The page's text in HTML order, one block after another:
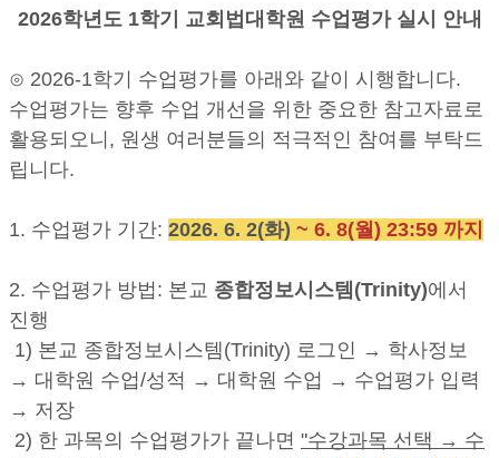
2026학년도 1학기 교회법대학원 수업평가 실시 안내
⊙ 2026-1학기 수업평가를 아래와 같이 시행합니다.
수업평가는 향후 수업 개선을 위한 중요한 참고자료로
활용되오니, 원생 여러분들의 적극적인 참여를 부탁드
립니다.
1. 수업평가 기간: 2026. 6. 2(화) ~ 6. 8(월) 23:59 까지
2. 수업평가 방법: 본교 종합정보시스템(Trinity)에서
진행
1) 본교 종합정보시스템(Trinity) 로그인 → 학사정보
→ 대학원 수업/성적 → 대학원 수업 → 수업평가 입력
→ 저장
2) 한 과목의 수업평가가 끝나면 "수강과목 선택 → 수